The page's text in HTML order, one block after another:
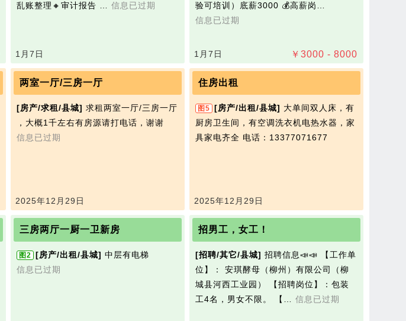
乱账整理🔸审计报告 … 信息已过期
1月7日
验可培训）底薪3000 💰高薪岗…
信息已过期
￥ 3000 - 8000
1月7日
两室一厅/三房一厅
[房产/求租/县城] 求租两室一厅/三房一厅
，大概1千左右有房源请打电话，谢谢
信息已过期
2025年12月29日
住房出租
图5 [房产/出租/县城] 大单间双人床，有
厨房卫生间，有空调洗衣机电热水器，家
具家电齐全 电话：13377071677
2025年12月29日
三房两厅一厨一卫新房
图2 [房产/出租/县城] 中层有电梯
信息已过期
招男工，女工！
[招聘/其它/县城] 招聘信息📣📣 【工作单
位】： 安琪‭酵母（柳州）有限公司（柳
城县河西工业园） 【招聘岗位】：包装
工4名，男女不限。 【… 信息已过期